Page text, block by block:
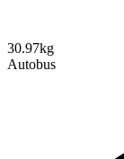
30.97kg
Autobus